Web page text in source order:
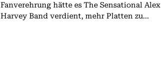
Fanverehrung hätte es The Sensational Alex
Harvey Band verdient, mehr Platten zu...